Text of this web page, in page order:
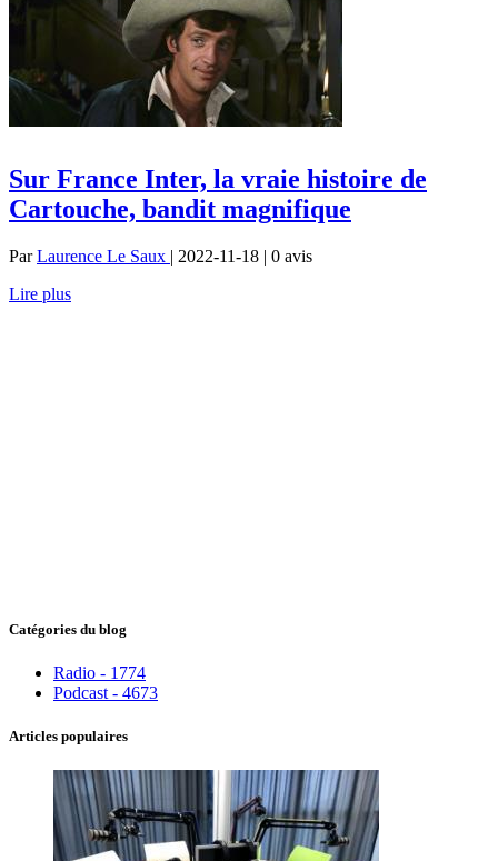
Sur France Inter, la vraie histoire de
Cartouche, bandit magnifique
ParLaurence Le Saux | 2022-11-18 | 0 avis
Lire plus
Catégories du blog
Radio - 1774
Podcast - 4673
Articles populaires